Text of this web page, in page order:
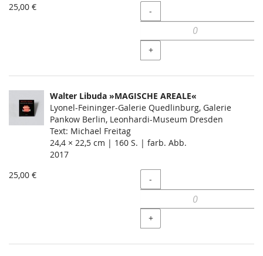
25,00 €
Menge
-
+
Walter Libuda »MAGISCHE AREALE«
Lyonel-Feininger-Galerie Quedlinburg, Galerie
Pankow Berlin, Leonhardi-Museum Dresden
Text: Michael Freitag
24,4 × 22,5 cm | 160 S. | farb. Abb.
2017
25,00 €
Menge
-
+